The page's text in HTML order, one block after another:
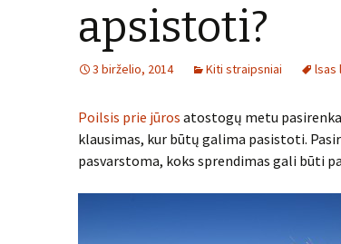
apsistoti?
3 birželio, 2014 Kiti straipsniai lsas
Poilsis prie jūros atostogų metu
klausimas, kur būtų galima pasistoti.
pasvarstoma, koks sprendimas gali būti